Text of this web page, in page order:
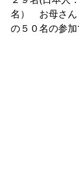
名）　お母さ
の５０名の参加